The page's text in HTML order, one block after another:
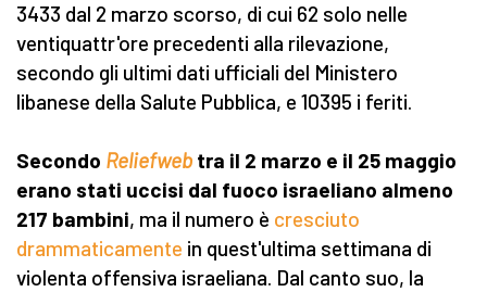
3433 dal 2 marzo scorso, di cui 62 solo nelle
ventiquattr'ore precedenti alla rilevazione,
secondo gli ultimi dati ufficiali del Ministero
libanese della Salute Pubblica, e 10395 i feriti.
Secondo Reliefweb tra il 2 marzo e il 25 maggio
erano stati uccisi dal fuoco israeliano almeno
217 bambini, ma il numero è cresciuto
drammaticamente in quest'ultima settimana di
violenta offensiva israeliana. Dal canto suo, la